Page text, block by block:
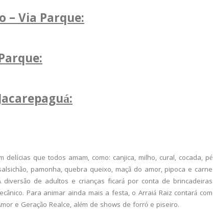
– Via Parque:
que todos amam, como: canjica, milho, cural, cocada, pé
pamonha, quebra queixo, maçã do amor, pipoca e carne
de adultos e crianças ficará por conta de brincadeiras
Para animar ainda mais a festa, o Arraiá Raiz contará com
e Geração Realce, além de shows de forró e piseiro.